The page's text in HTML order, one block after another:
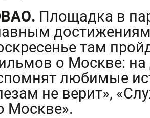
Площадка в
там
о Москве: на
любимые
не верит»,
Москве».